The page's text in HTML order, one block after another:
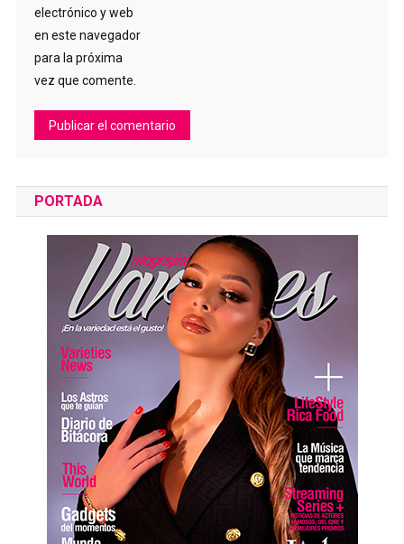
electrónico y web
en este navegador
para la próxima
vez que comente.
PORTADA